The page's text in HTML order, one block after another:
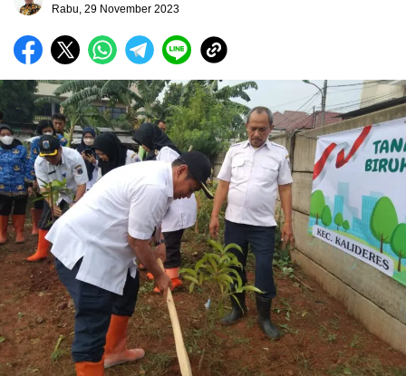
Rabu, 29 November 2023